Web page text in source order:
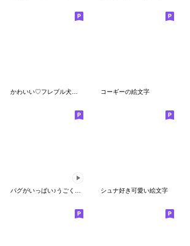
コーギーの絵文字
パグがいっぱい♪うごく絵文字3 シュナ好き可愛い絵文字